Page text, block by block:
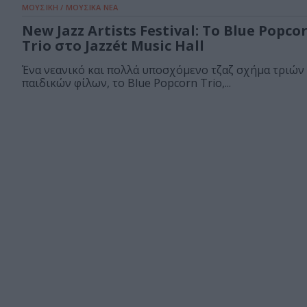
ΜΟΥΣΙΚΗ / ΜΟΥΣΙΚΑ ΝΕΑ
New Jazz Artists Festival: To Blue
Trio στο Jazzét Music Hall
Ένα νεανικό και πολλά υποσχόμενο τζαζ σχήμα τριών
παιδικών φίλων, το Blue Popcorn Trio,...